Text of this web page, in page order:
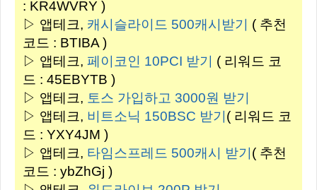
: KR4WVRY )
▷ 앱테크, 캐시슬라이드 500캐시받기 ( 추천
코드 : BTIBA )
▷ 앱테크, 페이코인 10PCI 받기 ( 리워드 코
드 : 45EBYTB )
▷ 앱테크, 토스 가입하고 3000원 받기
▷ 앱테크, 비트소닉 150BSC 받기( 리워드 코
드 : YXY4JM )
▷ 앱테크, 타임스프레드 500캐시 받기( 추천
코드 : ybZhGj )